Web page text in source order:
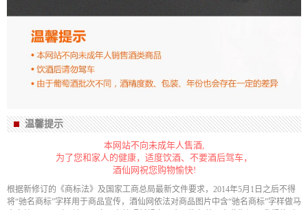
温馨提示
本网站不向未成年人售酒,
为了您和家人的健康，适度饮酒、不要酒后驾车，
酒仙网祝您购物愉快!
根据新修订的《商标法》及国家工商总局最新文件要求，2014年5月1日之后不得
将“驰名商标”字样用于商品宣传，酒仙网依法对商品图片中含“驰名商标”字样做马